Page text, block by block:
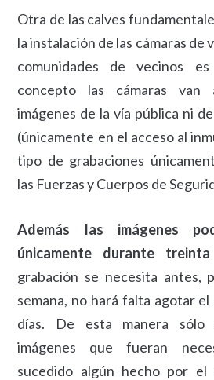
Otra de las calves
la instalación de las cámaras de
comunidades de vecinos
concepto las cámaras
imágenes de la vía pública ni
(únicamente en el acceso al
tipo de grabaciones
las Fuerzas y Cuerpos de
Además las imágenes
únicamente durante
grabación se necesita antes,
semana, no hará falta agotar
días. De esta manera sólo
imágenes que fueran
sucedido algún hecho por el